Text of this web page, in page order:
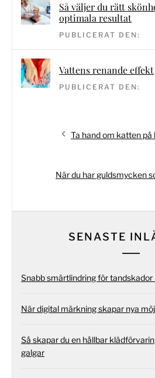
Så väljer du rätt
optimala resultat
PUBLICERAT DEN:
Vattens renande effekt
PUBLICERAT DEN:
Föregående
Ta hand om katten på
Nästa
När du har guldsmycken
SENASTE
Snabb smärtlindring för tandskador
När digital märkning skapar nya
Så skapar du en hållbar
galgar